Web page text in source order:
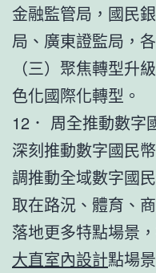
金融監管局，國民
局、廣東證監局，各
（三）聚焦轉型升
色化國際化轉型。
12． 周全推動數字
深刻推動數字國民
調推動全域數字國
取在路況、體育、
落地更多特點場景
大直室內設計點場